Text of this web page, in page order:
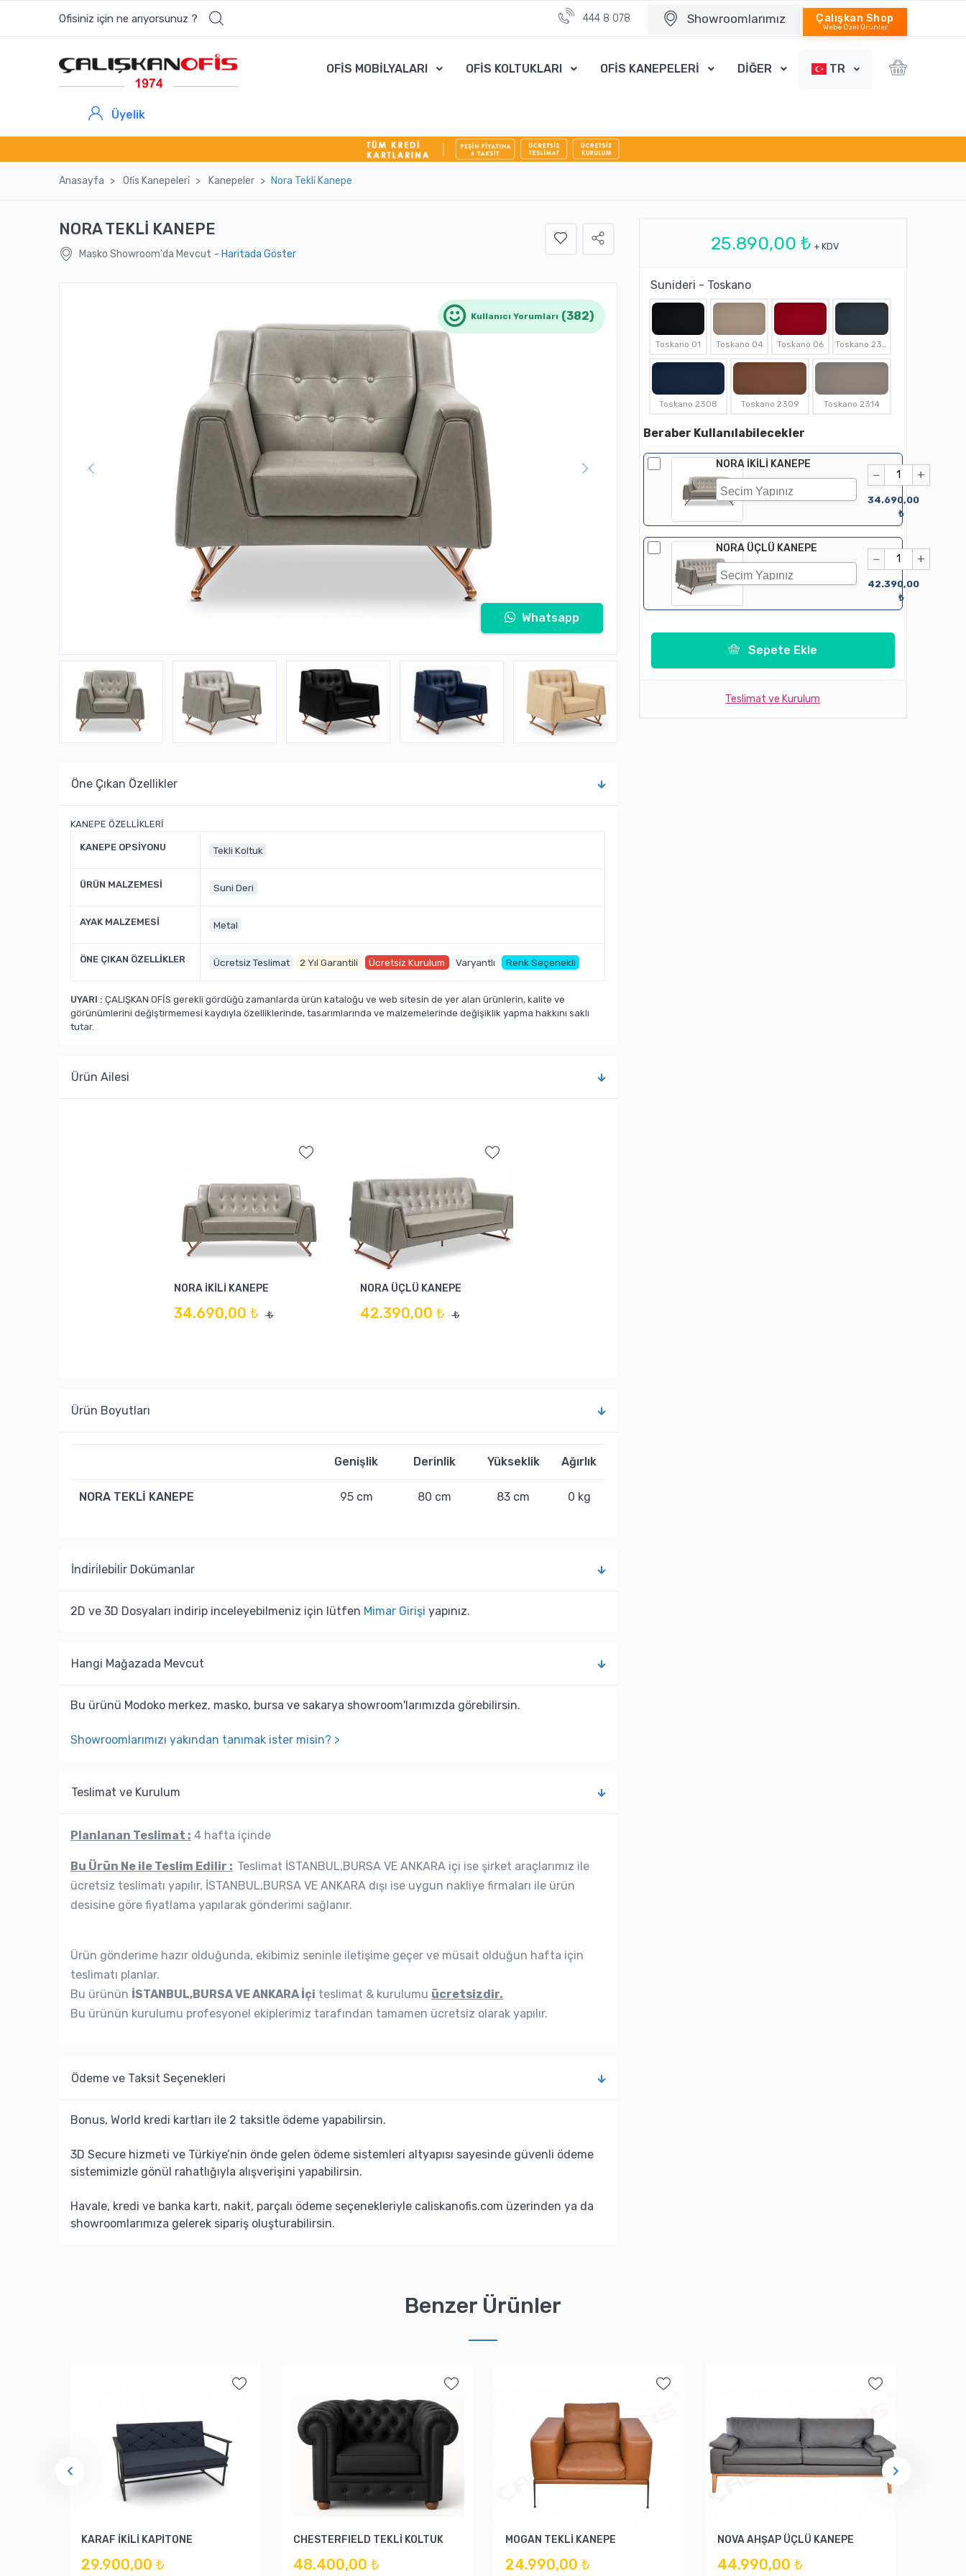
Ofisiniz için ne arıyorsunuz ? 444 8 078 Showroomlarımız Çalışkan Shop
Webe Özel Ürünler
OFİS MOBİLYALARI OFİS KOLTUKLARI OFİS KANEPELERİ DİĞER TR
Üyelik
Anasayfa Ofi̇s Kanepeleri̇ Kanepeler Nora Tekli̇ Kanepe
NORA TEKLİ KANEPE
Masko Showroom'da Mevcut - Haritada Göster
Kullanıcı Yorumları (382)
Whatsapp
Öne Çıkan Özellikler
KANEPE ÖZELLİKLERİ
KANEPE OPSİYONU Tekli Koltuk
ÜRÜN MALZEMESİ Suni Deri
AYAK MALZEMESİ Metal
ÖNE ÇIKAN ÖZELLİKLER Ücretsiz Teslimat 2 Yıl Garantili Ücretsiz Kurulum Varyantlı Renk Seçenekli
UYARI : ÇALIŞKAN OFİS gerekli gördüğü zamanlarda ürün kataloğu ve web sitesin de yer alan ürünlerin, kalite ve
görünümlerini değiştirmemesi kaydıyla özelliklerinde, tasarımlarında ve malzemelerinde değişiklik yapma hakkını saklı
tutar.
Ürün Ailesi
NORA İKİLİ KANEPE
34.690,00 ₺ ₺
NORA ÜÇLÜ KANEPE
42.390,00 ₺ ₺
Ürün Boyutları
Genişlik Derinlik Yükseklik Ağırlık
NORA TEKLİ KANEPE 95 cm 80 cm 83 cm 0 kg
İndi̇ri̇lebi̇li̇r Dokümanlar
2D ve 3D Dosyaları indirip inceleyebilmeniz için lütfen Mimar Girişi yapınız.
Hangi Mağazada Mevcut
Bu ürünü Modoko merkez, masko, bursa ve sakarya showroom'larımızda görebilirsin.
Showroomlarımızı yakından tanımak ister misin? >
Teslimat ve Kurulum
Planlanan Teslimat : 4 hafta içinde
Bu Ürün Ne ile Teslim Edilir : Teslimat İSTANBUL,BURSA VE ANKARA içi ise şirket araçlarımız ile
ücretsiz teslimatı yapılır, İSTANBUL,BURSA VE ANKARA dışı ise uygun nakliye firmaları ile ürün
desisine göre fiyatlama yapılarak gönderimi sağlanır.
Ürün gönderime hazır olduğunda, ekibimiz seninle iletişime geçer ve müsait olduğun hafta için
teslimatı planlar.
Bu ürünün İSTANBUL,BURSA VE ANKARA İçi teslimat & kurulumu ücretsizdir.
Bu ürünün kurulumu profesyonel ekiplerimiz tarafından tamamen ücretsiz olarak yapılır.
Ödeme ve Taksit Seçenekleri
Bonus, World kredi kartları ile 2 taksitle ödeme yapabilirsin.
3D Secure hizmeti ve Türkiye’nin önde gelen ödeme sistemleri altyapısı sayesinde güvenli ödeme
sistemimizle gönül rahatlığıyla alışverişini yapabilirsin.
Havale, kredi ve banka kartı, nakit, parçalı ödeme seçenekleriyle caliskanofis.com üzerinden ya da
showroomlarımıza gelerek sipariş oluşturabilirsin.
25.890,00 ₺ + KDV
Sunideri - Toskano
Toskano 01 Toskano 04 Toskano 06
Toskano 2308 Toskano 2309 Toskano 2314
Beraber Kullanılabilecekler
NORA İKİLİ KANEPE
− +
34.690,00
₺
NORA ÜÇLÜ KANEPE
− +
42.390,00
₺
Sepete Ekle
Teslimat ve Kurulum
Benzer Ürünler
KARAF İKİLİ KAPİTONE
29.900,00 ₺
CHESTERFIELD TEKLİ KOLTUK
48.400,00 ₺
MOGAN TEKLİ KANEPE
24.990,00 ₺
NOVA AHŞAP ÜÇLÜ KANEPE
44.990,00 ₺